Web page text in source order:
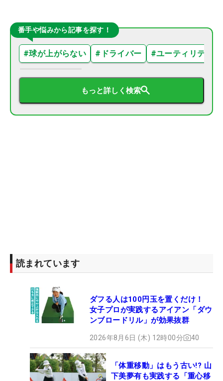
番手や悩みから記事を探す！
#球が上がらない # ドライバー #ユーティリティ
もっと詳しく検索
読まれています
ダフる人は100円玉を置くだけ！
女子プロが実践するアイアン「ダウ
ンブロードリル」が効果抜群
2026年8月6日 (木) 12時00分 40
「体重移動」はもう古い!? 山
下美夢有も実践する「重心移